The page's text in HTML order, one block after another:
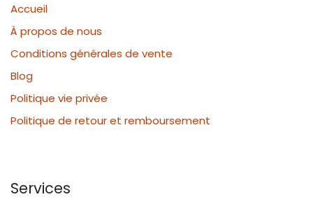
Accueil
À propos de nous
Conditions générales de vente
Blog
Politique vie privée
Politique de retour et remboursement
Services